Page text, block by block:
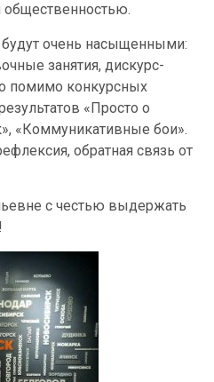
общественностью.
будут очень насыщенными:
занятия, дискурс-
помимо конкурсных
«Просто о
«Коммуникативные бои».
обратная связь от
с честью выдержать